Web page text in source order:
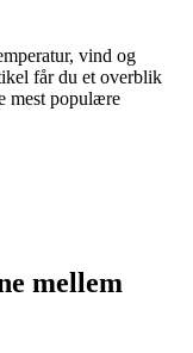
vind og
får du et overblik
mest populære
mellem